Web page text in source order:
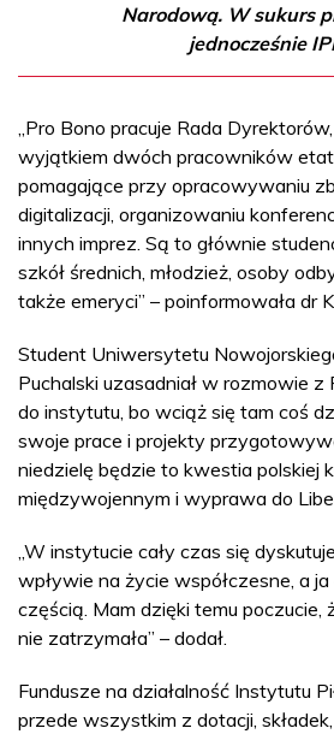
Narodową. W sukurs
jednocześnie
„Pro Bono pracuje Rada
wyjątkiem dwóch pracowników
pomagające przy opracowywaniu
digitalizacji, organizowaniu
innych imprez. Są to głównie
szkół średnich, młodzież, osoby
także emeryci” – poinformowała dr
Student Uniwersytetu
Puchalski uzasadniał w rozmowie z
do instytutu, bo wciąż się tam coś
swoje prace i projekty
niedzielę będzie to kwestia polskiej
międzywojennym i wyprawa do
„W instytucie cały czas się
wpływie na życie współczesne, a
częścią. Mam dzięki temu poczucie,
nie zatrzymała” – dodał.
Fundusze na działalność Instytutu
przede wszystkim z dotacji,